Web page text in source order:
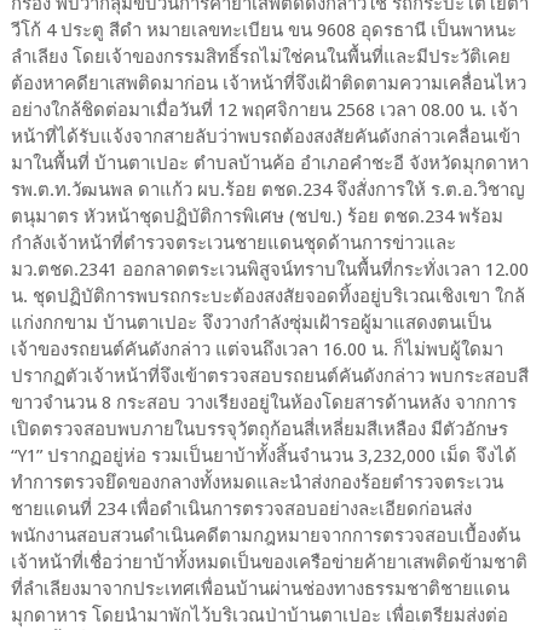
วีโก้ 4 ประตู สีดำ หมายเลขทะเบียน ขน 9608 อุดรธานี เป็นพาหนะ
ลำเลียง โดยเจ้าของกรรมสิทธิ์รถไม่ใช่คนในพื้นที่และมีประวัติเคย
ต้องหาคดียาเสพติดมาก่อน เจ้าหน้าที่จึงเฝ้าติดตามความเคลื่อนไหว
อย่างใกล้ชิดต่อมาเมื่อวันที่ 12 พฤศจิกายน 2568 เวลา 08.00 น. เจ้า
หน้าที่ได้รับแจ้งจากสายลับว่าพบรถต้องสงสัยคันดังกล่าวเคลื่อนเข้า
มาในพื้นที่ บ้านตาเปอะ ตำบลบ้านค้อ อำเภอคำชะอี จังหวัดมุกดาหา
รพ.ต.ท.วัฒนพล ดาแก้ว ผบ.ร้อย ตชด.234 จึงสั่งการให้ ร.ต.อ.วิชาญ
ตนุมาตร หัวหน้าชุดปฏิบัติการพิเศษ (ชปข.) ร้อย ตชด.234 พร้อม
กำลังเจ้าหน้าที่ตำรวจตระเวนชายแดนชุดด้านการข่าวและ
มว.ตชด.2341 ออกลาดตระเวนพิสูจน์ทราบในพื้นที่กระทั่งเวลา 12.00
น. ชุดปฏิบัติการพบรถกระบะต้องสงสัยจอดทิ้งอยู่บริเวณเชิงเขา ใกล้
แก่งกกขาม บ้านตาเปอะ จึงวางกำลังซุ่มเฝ้ารอผู้มาแสดงตนเป็น
เจ้าของรถยนต์คันดังกล่าว แต่จนถึงเวลา 16.00 น. ก็ไม่พบผู้ใดมา
ปรากฏตัวเจ้าหน้าที่จึงเข้าตรวจสอบรถยนต์คันดังกล่าว พบกระสอบสี
ขาวจำนวน 8 กระสอบ วางเรียงอยู่ในห้องโดยสารด้านหลัง จากการ
เปิดตรวจสอบพบภายในบรรจุวัตถุก้อนสี่เหลี่ยมสีเหลือง มีตัวอักษร
“Y1” ปรากฏอยู่ห่อ รวมเป็นยาบ้าทั้งสิ้นจำนวน 3,232,000 เม็ด จึงได้
ทำการตรวจยึดของกลางทั้งหมดและนำส่งกองร้อยตำรวจตระเวน
ชายแดนที่ 234 เพื่อดำเนินการตรวจสอบอย่างละเอียดก่อนส่ง
พนักงานสอบสวนดำเนินคดีตามกฎหมายจากการตรวจสอบเบื้องต้น
เจ้าหน้าที่เชื่อว่ายาบ้าทั้งหมดเป็นของเครือข่ายค้ายาเสพติดข้ามชาติ
ที่ลำเลียงมาจากประเทศเพื่อนบ้านผ่านช่องทางธรรมชาติชายแดน
มุกดาหาร โดยนำมาพักไว้บริเวณป่าบ้านตาเปอะ เพื่อเตรียมส่งต่อ